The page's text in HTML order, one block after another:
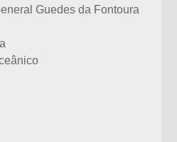
Guedes da Fontoura